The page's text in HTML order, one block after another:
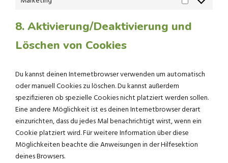
MARKETING
8. Aktivierung/Deaktivierung und
Löschen von Cookies
Du kannst deinen Internetbrowser verwenden um automatisch
oder manuell Cookies zu löschen. Du kannst außerdem
spezifizieren ob spezielle Cookies nicht platziert werden sollen.
Eine andere Möglichkeit ist es deinen Internetbrowser derart
einzurichten, dass du jedes Mal benachrichtigt wirst, wenn ein
Cookie platziert wird. Für weitere Information über diese
Möglichkeiten beachte die Anweisungen in der Hilfesektion
deines Browsers.